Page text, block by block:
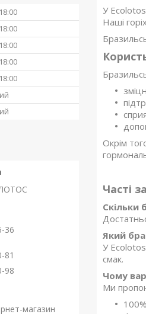
У
Наші
Окрім
Часті
Скільки
Який
У
смак.
Чому
Ми
18:00
18:00
18:00
18:00
18:00
36
81
98
магазин